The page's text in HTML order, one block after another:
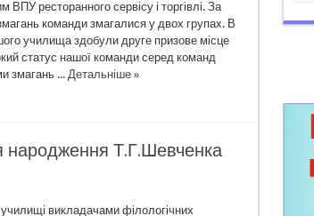
ВПУ ресторанного сервісу і торгівлі. За
команди змагалися у двох групах. В
училища здобули друге призове місце
статус нашої команди серед команд
змагань ...Детальніше »
народження Т.Г.Шевченка
викладачами філологічних